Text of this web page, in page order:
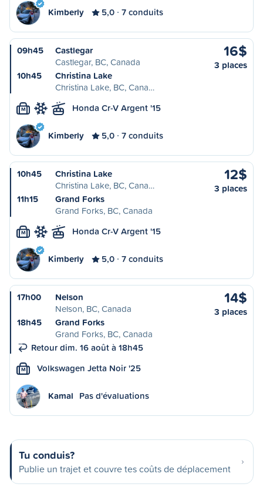
Kimberly 5,0 7 conduits
09h45
Castlegar
Castlegar, BC, Canada
10h45
Christina Lake
Christina Lake, BC, Cana…
16$
3 places
M Honda Cr-V Argent '15
Kimberly 5,0 7 conduits
10h45
Christina Lake
Christina Lake, BC, Cana…
11h15
Grand Forks
Grand Forks, BC, Canada
12$
3 places
M Honda Cr-V Argent '15
Kimberly 5,0 7 conduits
17h00
Nelson
Nelson, BC, Canada
18h45
Grand Forks
Grand Forks, BC, Canada
Retour dim. 16 août à 18h45
14$
3 places
M Volkswagen Jetta Noir '25
Kamal Pas d'évaluations
Tu conduis?
Publie un trajet et couvre tes coûts de déplacement